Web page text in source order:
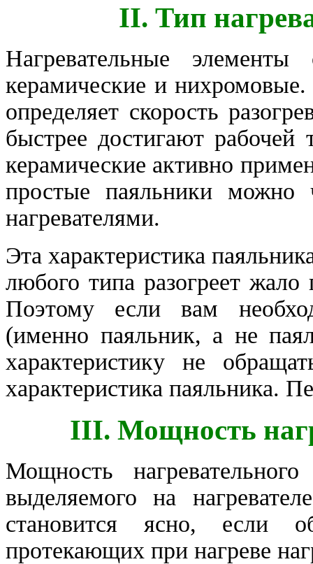
II. Тип
Нагревательные
керамические и
определяет скорость
быстрее достигают
керамические активно
простые паяльники можно
нагревателями.
Эта характеристика
любого типа разогреет
Поэтому если вам
(именно паяльник, а не
характеристику не
характеристика паяльника.
III. Мощность
Мощность
выделяемого на
становится ясно, если
протекающих при нагреве